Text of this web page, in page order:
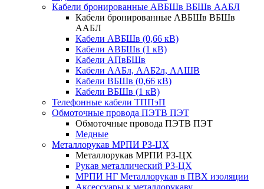
Кабели бронированные АВБШв ВБШв ААБЛ
Кабели бронированные АВБШв ВБШв
ААБЛ
Кабели АВБШв (0,66 кВ)
Кабели АВБШв (1 кВ)
Кабели АПвБШв
Кабели ААБл, ААБ2л, ААШВ
Кабели ВБШв (0,66 кВ)
Кабели ВБШв (1 кВ)
Телефонные кабели ТППэП
Обмоточные провода ПЭТВ ПЭТ
Обмоточные провода ПЭТВ ПЭТ
Медные
Металлорукав МРПИ РЗ-ЦХ
Металлорукав МРПИ РЗ-ЦХ
Рукав металлический Р3-ЦХ
МРПИ НГ Металлорукав в ПВХ изоляции
Аксессуары к металлорукаву